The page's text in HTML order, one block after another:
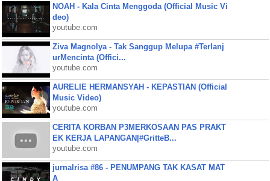
NOAH - Kala Cinta Menggoda (Official Music Vi
deo)
youtube.com
Ziva Magnolya - Tak Sanggup Melupa #Terlanj
urMencinta (Offici...
youtube.com
AURELIE HERMANSYAH - KEPASTIAN (Official
Music Video)
youtube.com
CERITA KORBAN P3MERKOSAAN PAS PRAKT
EK KERJA LAPANGAN|#GritteB...
youtube.com
jurnalrisa #86 - PENUMPANG TAK KASAT MAT
A